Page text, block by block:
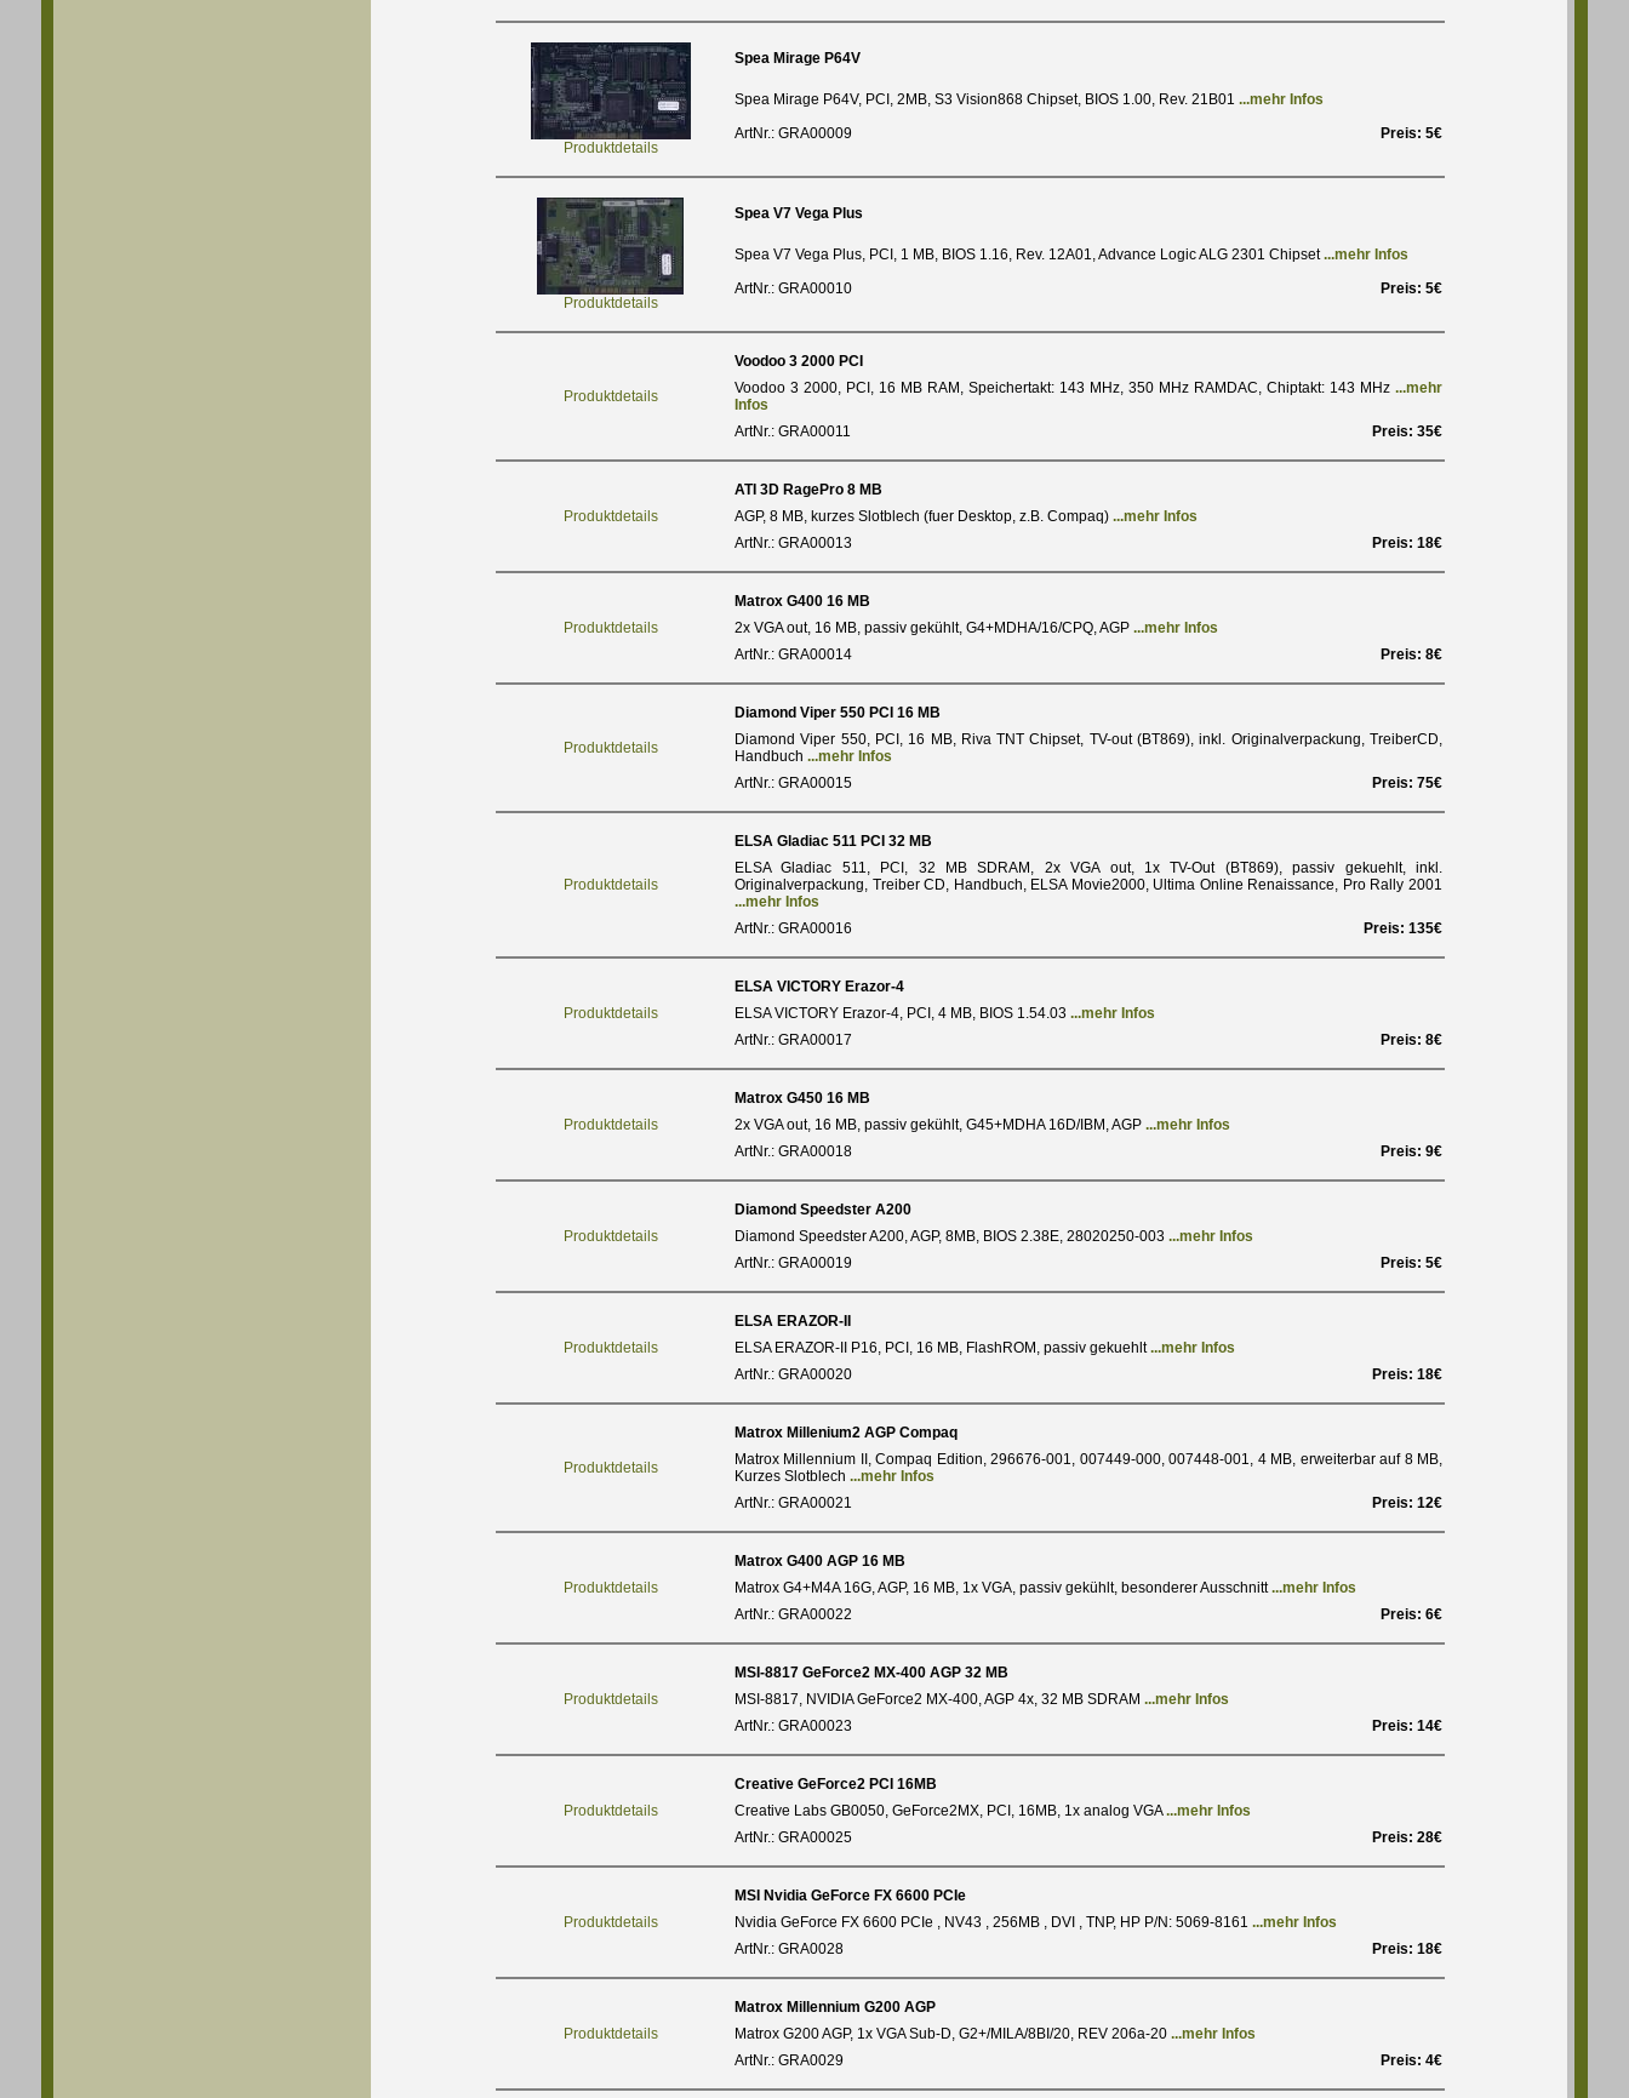
Produktdetails
Spea Mirage P64V
Spea Mirage P64V, PCI, 2MB, S3 Vision868 Chipset, BIOS 1.00, Rev. 21B01 ...mehr Infos
ArtNr.: GRA00009
Preis: 5€
Produktdetails
Spea V7 Vega Plus
Spea V7 Vega Plus, PCI, 1 MB, BIOS 1.16, Rev. 12A01, Advance Logic ALG 2301 Chipset...mehr Infos
ArtNr.: GRA00010
Preis: 5€
Produktdetails
Voodoo 3 2000 PCI
Voodoo 3 2000, PCI, 16 MB RAM, Speichertakt: 143 MHz, 350 MHz RAMDAC, Chiptakt: 143 MHz ...mehr
Infos
ArtNr.: GRA00011
Preis: 35€
Produktdetails
ATI 3D RagePro 8 MB
AGP, 8 MB, kurzes Slotblech (fuer Desktop, z.B. Compaq) ...mehr Infos
ArtNr.: GRA00013
Preis: 18€
Produktdetails
Matrox G400 16 MB
2x VGA out, 16 MB, passiv gekühlt, G4+MDHA/16/CPQ, AGP ...mehr Infos
ArtNr.: GRA00014
Preis: 8€
Produktdetails
Diamond Viper 550 PCI 16 MB
Diamond Viper 550, PCI, 16 MB, Riva TNT Chipset, TV-out (BT869), inkl. Originalverpackung, TreiberCD,
Handbuch ...mehr Infos
ArtNr.: GRA00015
Preis: 75€
Produktdetails
ELSA Gladiac 511 PCI 32 MB
ELSA Gladiac 511, PCI, 32 MB SDRAM, 2x VGA out, 1x TV-Out (BT869), passiv gekuehlt, inkl.
Originalverpackung, Treiber CD, Handbuch, ELSA Movie2000, Ultima Online Renaissance, Pro Rally 2001
...mehr Infos
ArtNr.: GRA00016
Preis: 135€
Produktdetails
ELSA VICTORY Erazor-4
ELSA VICTORY Erazor-4, PCI, 4 MB, BIOS 1.54.03 ...mehr Infos
ArtNr.: GRA00017
Preis: 8€
Produktdetails
Matrox G450 16 MB
2x VGA out, 16 MB, passiv gekühlt, G45+MDHA 16D/IBM, AGP ...mehr Infos
ArtNr.: GRA00018
Preis: 9€
Produktdetails
Diamond Speedster A200
Diamond Speedster A200, AGP, 8MB, BIOS 2.38E, 28020250-003 ...mehr Infos
ArtNr.: GRA00019
Preis: 5€
Produktdetails
ELSA ERAZOR-II
ELSA ERAZOR-II P16, PCI, 16 MB, FlashROM, passiv gekuehlt...mehr Infos
ArtNr.: GRA00020
Preis: 18€
Produktdetails
Matrox Millenium2 AGP Compaq
Matrox Millennium II, Compaq Edition, 296676-001, 007449-000, 007448-001, 4 MB, erweiterbar auf 8 MB,
Kurzes Slotblech ...mehr Infos
ArtNr.: GRA00021
Preis: 12€
Produktdetails
Matrox G400 AGP 16 MB
Matrox G4+M4A 16G, AGP, 16 MB, 1x VGA, passiv gekühlt, besonderer Ausschnitt...mehr Infos
ArtNr.: GRA00022
Preis: 6€
Produktdetails
MSI-8817 GeForce2 MX-400 AGP 32 MB
MSI-8817, NVIDIA GeForce2 MX-400, AGP 4x, 32 MB SDRAM ...mehr Infos
ArtNr.: GRA00023
Preis: 14€
Produktdetails
Creative GeForce2 PCI 16MB
Creative Labs GB0050, GeForce2MX, PCI, 16MB, 1x analog VGA...mehr Infos
ArtNr.: GRA00025
Preis: 28€
Produktdetails
MSI Nvidia GeForce FX 6600 PCIe
Nvidia GeForce FX 6600 PCIe , NV43 , 256MB , DVI , TNP, HP P/N: 5069-8161 ...mehr Infos
ArtNr.: GRA0028
Preis: 18€
Produktdetails
Matrox Millennium G200 AGP
Matrox G200 AGP, 1x VGA Sub-D, G2+/MILA/8BI/20, REV 206a-20 ...mehr Infos
ArtNr.: GRA0029
Preis: 4€